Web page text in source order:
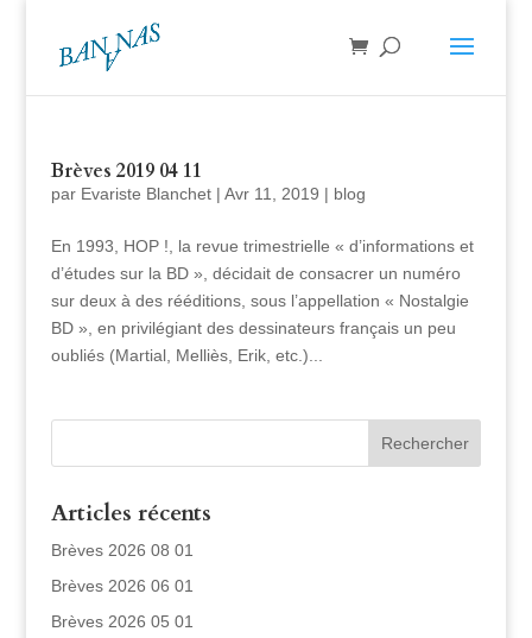
Brèves 2019 04 11
par Evariste Blanchet| Avr 11, 2019 | blog
En 1993, HOP !, la revue trimestrielle « d’informations et
d’études sur la BD », décidait de consacrer un numéro
sur deux à des rééditions, sous l’appellation « Nostalgie
BD », en privilégiant des dessinateurs français un peu
oubliés (Martial, Melliès, Erik, etc.)...
Articles récents
Brèves 2026 08 01
Brèves 2026 06 01
Brèves 2026 05 01